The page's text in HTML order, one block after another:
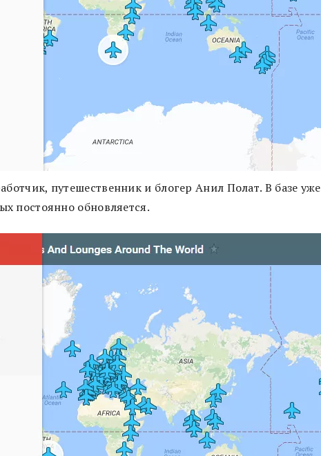
путешественник и блогер Анил Полат. В базе уже
постоянно обновляется.